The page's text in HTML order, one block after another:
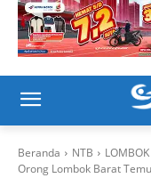
Beranda NTB
Orong Lombok Barat